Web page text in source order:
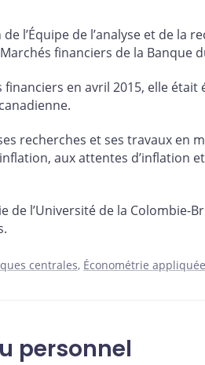
l’Équipe de l’analyse et de la
financiers de la Banque
en avril 2015, elle
recherches et ses travaux en
aux attentes d’inflation
de l’Université de la Colombie-
centrales Économétrie appliquée
personnel